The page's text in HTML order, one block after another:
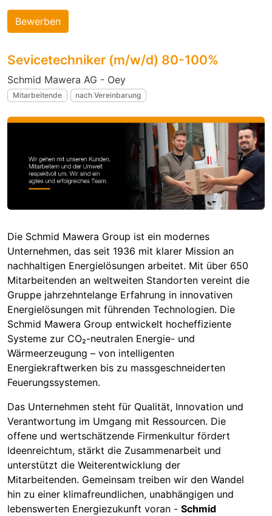
Bewerben
Sevicetechniker (m/w/d) 80-100%
Schmid Mawera AG - Oey
Mitarbeitende nach Vereinbarung
Die Schmid Mawera Group ist ein modernes
Unternehmen, das seit 1936 mit klarer Mission an
nachhaltigen Energielösungen arbeitet. Mit über 650
Mitarbeitenden an weltweiten Standorten vereint die
Gruppe jahrzehntelange Erfahrung in innovativen
Energielösungen mit führenden Technologien. Die
Schmid Mawera Group entwickelt hocheffiziente
Systeme zur CO₂-neutralen Energie- und
Wärmeerzeugung – von intelligenten
Energiekraftwerken bis zu massgeschneiderten
Feuerungssystemen.
Das Unternehmen steht für Qualität, Innovation und
Verantwortung im Umgang mit Ressourcen. Die
offene und wertschätzende Firmenkultur fördert
Ideenreichtum, stärkt die Zusammenarbeit und
unterstützt die Weiterentwicklung der
Mitarbeitenden. Gemeinsam treiben wir den Wandel
hin zu einer klimafreundlichen, unabhängigen und
lebenswerten Energiezukunft voran - Schmid